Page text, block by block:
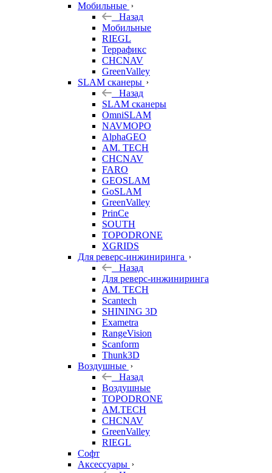
Мобильные
Назад
Мобильные
RIEGL
Террафикс
CHCNAV
GreenValley
SLAM сканеры
Назад
SLAM сканеры
OmniSLAM
NAVMOPO
AlphaGEO
AM. TECH
CHCNAV
FARO
GEOSLAM
GoSLAM
GreenValley
PrinCe
SOUTH
TOPODRONE
XGRIDS
Для реверс-инжиниринга
Назад
Для реверс-инжиниринга
AM. TECH
Scantech
SHINING 3D
Exametra
RangeVision
Scanform
Thunk3D
Воздушные
Назад
Воздушные
TOPODRONE
AM.TECH
CHCNAV
GreenValley
RIEGL
Софт
Аксессуары